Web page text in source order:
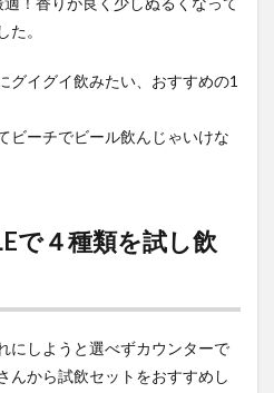
。
グイグイ飲みたい、おすすめの1
ビーチでビール飲んじゃいけな
で４種類を試し飲
にしようと選べずカウンターで
んから試飲セットをおすすめし